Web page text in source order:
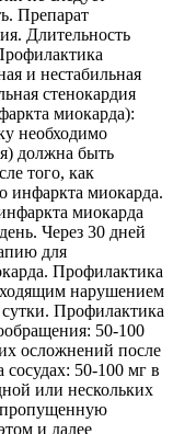
Препарат
Длительность
и нестабильная
стенокардия
миокарда):
необходимо
должна быть
того, как
инфаркта миокарда.
миокарда
Через 30 дней
для
Профилактика
нарушением
Профилактика
50-100
осложнений после
50-100 мг в
или нескольких
пропущенную
и далее